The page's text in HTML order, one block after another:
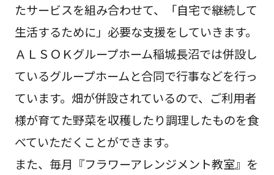
たサービスを組み合わせて、「自宅で継続して
生活するために」必要な支援をしていきます。
ＡＬＳＯＫグループホーム稲城長沼では併設し
ているグループホームと合同で行事などを行っ
ています。畑が併設されているので、ご利用者
様が育てた野菜を収穫したり調理したものを食
べていただくことができます。
また、毎月『フラワーアレンジメント教室』を